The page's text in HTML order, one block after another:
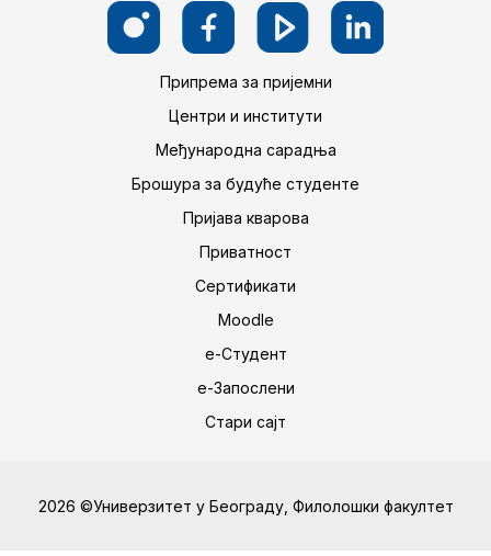
Припрема за пријемни
Центри и институти
Међународна сарадња
Брошура за будуће студенте
Пријава кварова
Приватност
Сертификати
Moodle
е-Студент
е-Запослени
Стари сајт
2026 ©Универзитет у Београду, Филолошки факултет